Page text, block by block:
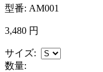
型番: AM001
3,480 円
サイズ:
数量: